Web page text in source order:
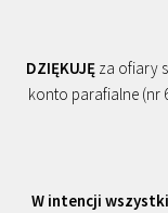
DZIĘKUJĘ za ofiary
konto parafialne (nr
W intencji